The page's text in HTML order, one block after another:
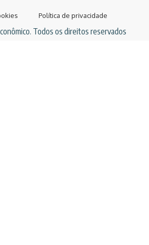
Política de privacidade
Todos os direitos reservados